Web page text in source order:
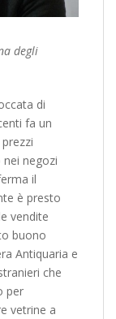
degli
di
fa un
nei negozi
il
è presto
vendite
buono
Antiquaria e
che
per
vetrine a